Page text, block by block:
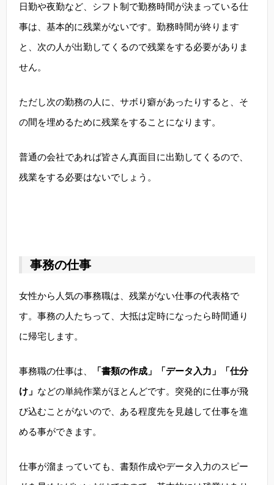
日勤や夜勤など、シフト制で勤務時間が決まっている仕
事は、基本的に残業がないです。勤務時間が終ります
と、次の人が出勤してくるので残業をする必要がありま
せん。
ただし次の勤務の人に、サボり癖があったりすると、そ
の間を埋めるために残業をすることになります。
普通の会社であれば皆さん真面目に出勤してくるので、
残業をする必要はないでしょう。
事務の仕事
女性から人気の事務職は、残業がない仕事の代表格で
す。事務の人たちって、大抵は定時になったら時間通り
に帰宅します。
事務職の仕事は、
「書類の作成」「データ入力」「仕分
け」 などの単純作業がほとんどです。突発的に仕事が飛
び込むことがないので、ある程度先を見越して仕事を進
める事ができます。
仕事が溜まっていても、書類作成やデータ入力のスピー